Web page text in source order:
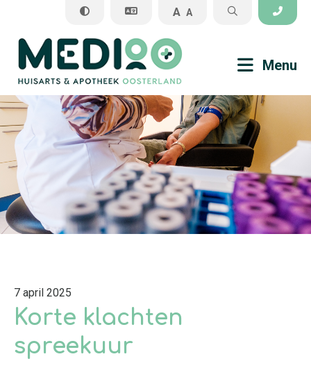
Praktijkinformatie
Veel gestelde vragen
Medisch
Algemene informatie
A A
Menu
7 april 2025
Korte klachten
spreekuur